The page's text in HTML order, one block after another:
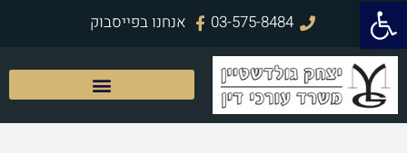
פתח סרגל נגישות
דילוג
לתוכן
03-575-8484 אנחנו בפייסבוק